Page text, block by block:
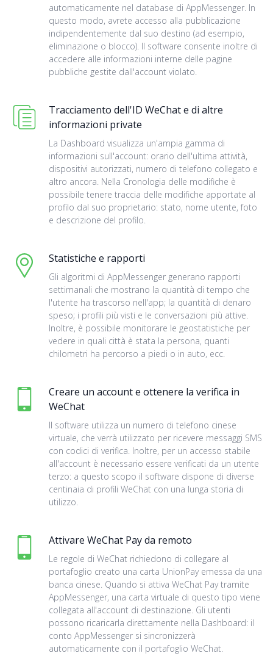
automaticamente nel database di AppMessenger. In
questo modo, avrete accesso alla pubblicazione
indipendentemente dal suo destino (ad esempio,
eliminazione o blocco). Il software consente inoltre di
accedere alle informazioni interne delle pagine
pubbliche gestite dall'account violato.
Tracciamento dell'ID WeChat e di altre
informazioni private
La Dashboard visualizza un'ampia gamma di
informazioni sull'account: orario dell'ultima attività,
dispositivi autorizzati, numero di telefono collegato e
altro ancora. Nella Cronologia delle modifiche è
possibile tenere traccia delle modifiche apportate al
profilo dal suo proprietario: stato, nome utente, foto
e descrizione del profilo.
Statistiche e rapporti
Gli algoritmi di AppMessenger generano rapporti
settimanali che mostrano la quantità di tempo che
l'utente ha trascorso nell'app; la quantità di denaro
speso; i profili più visti e le conversazioni più attive.
Inoltre, è possibile monitorare le geostatistiche per
vedere in quali città è stata la persona, quanti
chilometri ha percorso a piedi o in auto, ecc.
Creare un account e ottenere la verifica in
WeChat
Il software utilizza un numero di telefono cinese
virtuale, che verrà utilizzato per ricevere messaggi SMS
con codici di verifica. Inoltre, per un accesso stabile
all'account è necessario essere verificati da un utente
terzo: a questo scopo il software dispone di diverse
centinaia di profili WeChat con una lunga storia di
utilizzo.
Attivare WeChat Pay da remoto
Le regole di WeChat richiedono di collegare al
portafoglio creato una carta UnionPay emessa da una
banca cinese. Quando si attiva WeChat Pay tramite
AppMessenger, una carta virtuale di questo tipo viene
collegata all'account di destinazione. Gli utenti
possono ricaricarla direttamente nella Dashboard: il
conto AppMessenger si sincronizzerà
automaticamente con il portafoglio WeChat.